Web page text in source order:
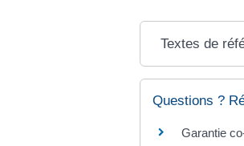
Textes de
Questions ?
Garantie